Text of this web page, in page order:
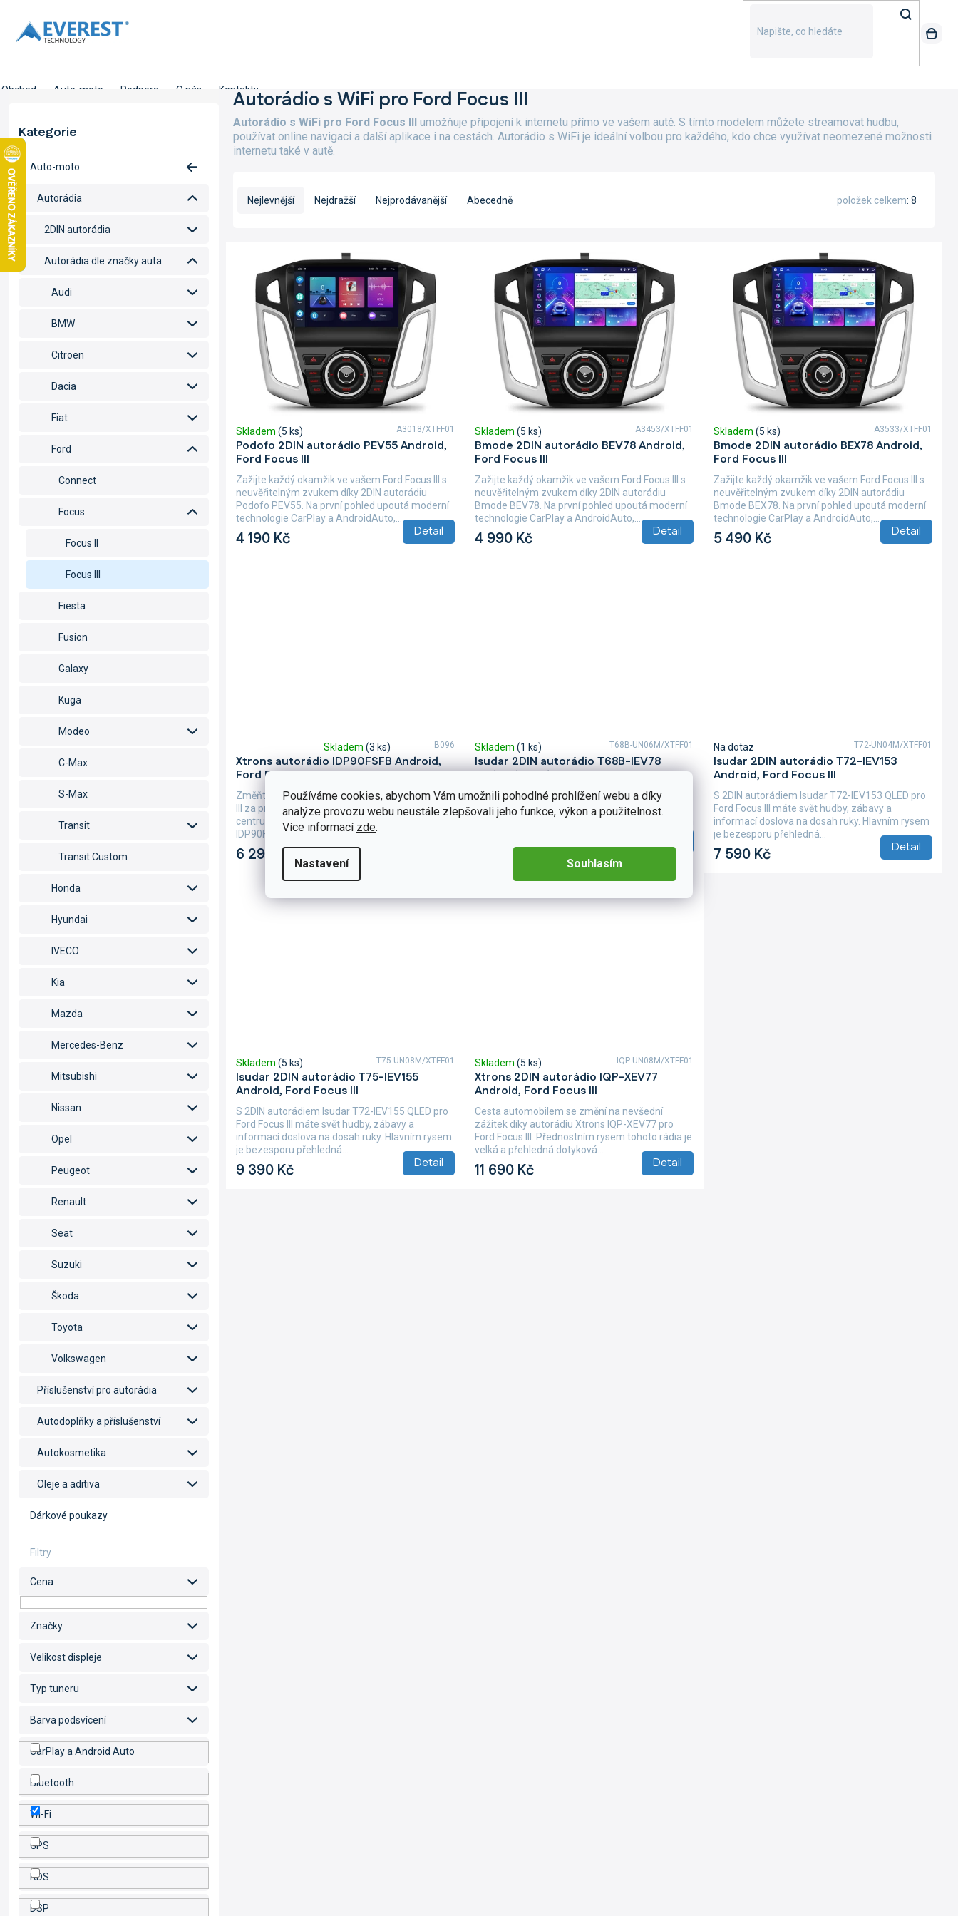
Používáme cookies, abychom Vám umožnili pohodlné prohlížení webu a díky
analýze provozu webu neustále zlepšovali jeho funkce, výkon a použitelnost.
Více informací zde.
Nastavení Souhlasím
obsah
Obchod Auto-moto Podpora O nás Kontakty
t
r
a
n
n
í
p
a
n
Přeskočit
kategorie
Kategorie
Auto-moto
Autorádia
2DIN autorádia
Autorádia dle značky auta
Audi
BMW
Citroen
Dacia
Fiat
Ford
Connect
Focus
Focus II
Focus III
Fiesta
Fusion
Galaxy
Kuga
Modeo
C-Max
S-Max
Transit
Transit Custom
Honda
Hyundai
IVECO
Kia
Mazda
Mercedes-Benz
Mitsubishi
Nissan
Opel
Peugeot
Renault
Seat
Suzuki
Škoda
Toyota
Volkswagen
Příslušenství pro autorádia
Autodoplňky a příslušenství
Autokosmetika
Oleje a aditiva
Dárkové poukazy
Cena
Značky
Velikost displeje
Typ tuneru
Barva podsvícení
CarPlay a Android Auto
Bluetooth
Wi-Fi
GPS
RDS
DSP
Autorádio s WiFi pro Ford Focus III
Autorádio s WiFi pro Ford Focus III
umožňuje připojení k internetu přímo ve vašem autě. S tímto modelem můžete streamovat hudbu,
používat online navigaci a další aplikace i na cestách. Autorádio s WiFi je ideální volbou pro každého, kdo chce využívat neomezené možnosti
internetu také v autě.
Nejlevnější Nejdražší Nejprodávanější Abecedně 8
položek celkem
ů
Podofo 2DIN autorádio PEV55 Android,
Ford Focus III
Skladem (5 ks)
4 190 Kč Detail
Zažijte každý okamžik ve vašem Ford Focus III s
neuvěřitelným zvukem díky 2DIN autorádiu
Podofo PEV55. Na první pohled upoutá moderní
technologie CarPlay a AndroidAuto,...
A3018/XTFF01
Bmode 2DIN autorádio BEV78 Android,
Ford Focus III
Skladem (5 ks)
4 990 Kč Detail
Zažijte každý okamžik ve vašem Ford Focus III s
neuvěřitelným zvukem díky 2DIN autorádiu
Bmode BEV78. Na první pohled upoutá moderní
technologie CarPlay a AndroidAuto,...
A3453/XTFF01
Bmode 2DIN autorádio BEX78 Android,
Ford Focus III
Skladem (5 ks)
5 490 Kč Detail
Zažijte každý okamžik ve vašem Ford Focus III s
neuvěřitelným zvukem díky 2DIN autorádiu
Bmode BEX78. Na první pohled upoutá moderní
technologie CarPlay a AndroidAuto,...
A3533/XTFF01
Xtrons autorádio IDP90FSFB Android,
Ford Focus III
hodnocení
produktu
je
5,0
z
5
Skladem (3 ks)
6 290 Kč
Změňte své originální autorádio ve Ford Focus
III za propracované multimediální
centrum. Přednostním rysem rádia Xtrons
IDP90FSFB je velká a přehledná dotyková...
B096
Isudar 2DIN autorádio T68B-IEV78
Android, Ford Focus III
Skladem (1 ks)
6 990 Kč
Autorádio Isudar T68B-IEV78 pro Ford Focus
III Vás dostane do nové
úrovně zážitku s hudbou, zábavou a informacemi. Hlavním...
T68B-UN06M/XTFF01
Isudar 2DIN autorádio T72-IEV153
Android, Ford Focus III
Na dotaz
7 590 Kč Detail
S 2DIN autorádiem Isudar T72-IEV153 QLED pro
Ford Focus III máte svět hudby, zábavy a
informací doslova na dosah ruky. Hlavním rysem
je bezesporu přehledná...
T72-UN04M/XTFF01
Isudar 2DIN autorádio T75-IEV155
Android, Ford Focus III
Skladem (5 ks)
9 390 Kč Detail
S 2DIN autorádiem Isudar T72-IEV155 QLED pro
Ford Focus III máte svět hudby, zábavy a
informací doslova na dosah ruky. Hlavním rysem
je bezesporu přehledná...
T75-UN08M/XTFF01
Xtrons 2DIN autorádio IQP-XEV77
Android, Ford Focus III
Skladem (5 ks)
11 690 Kč Detail
Cesta automobilem se změní na nevšední
zážitek díky autorádiu Xtrons IQP-XEV77 pro
Ford Focus III. Přednostním rysem tohoto rádia je
velká a přehledná dotyková...
IQP-UN08M/XTFF01